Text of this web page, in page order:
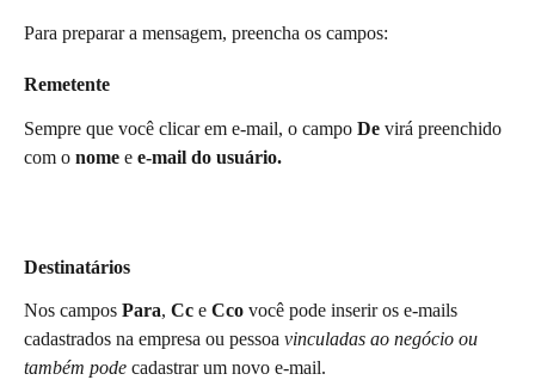
Para preparar a mensagem, preencha os campos:
Remetente
Sempre que você clicar em e-mail, o campo De virá preenchido
com o nome e e-mail do usuário.
Destinatários
Nos campos Para, Cc e Cco você pode inserir os e-mails
cadastrados na empresa ou pessoa vinculadas ao negócio ou
também pode cadastrar um novo e-mail.